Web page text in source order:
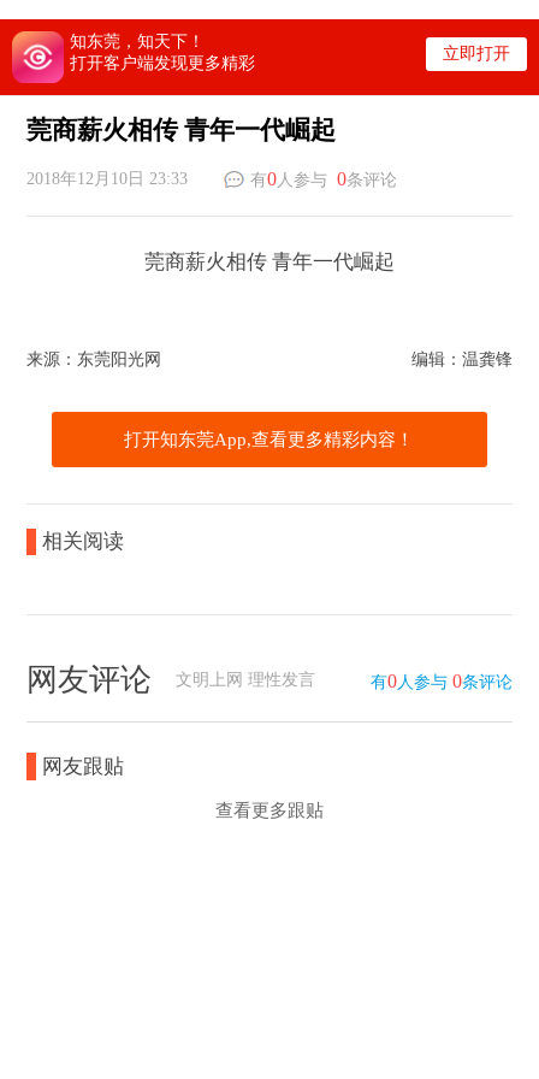
知东莞，知天下！
打开客户端发现更多精彩
立即打开
莞商薪火相传 青年一代崛起
2018年12月10日 23:33 有0人参与0条评论
莞商薪火相传 青年一代崛起
来源：东莞阳光网 编辑：温龚锋
打开知东莞App,查看更多精彩内容！
相关阅读
网友评论 文明上网 理性发言 有0人参与 0条评论
网友跟贴
查看更多跟贴